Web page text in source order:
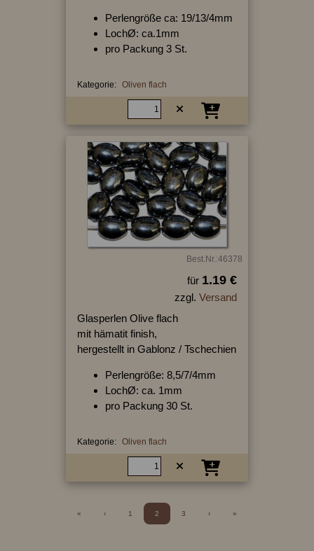
Perlengröße ca: 19/13/4mm
LochØ: ca.1mm
pro Packung 3 St.
Kategorie: Oliven flach
Best.Nr.:46378
für 1.19 €
zzgl. Versand
Glasperlen Olive flach
mit hämatit finish,
hergestellt in Gablonz / Tschechien
Perlengröße: 8,5/7/4mm
LochØ: ca. 1mm
pro Packung 30 St.
Kategorie: Oliven flach
« ‹ 1 2 3 › »